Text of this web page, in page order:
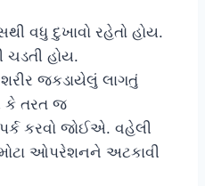
વધુ દુખાવો રહેતો હોય.
ચડતી હોય.
જકડાયેલું લાગતું
કે તરત જ
કરવો જોઈએ. વહેલી
ઓપરેશનને અટકાવી